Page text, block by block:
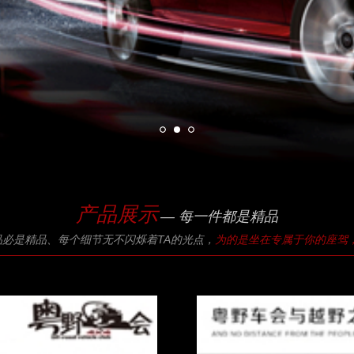
产品展示— 每一件都是精品
是精品、每个细节无不闪烁着TA的光点， 为的是坐在专属于你的座驾